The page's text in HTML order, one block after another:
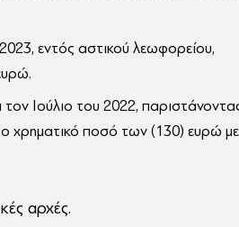
εντός αστικού λεωφορείου,
Ιούλιο του 2022,
χρηματικό ποσό των (130) ευρώ
αρχές.